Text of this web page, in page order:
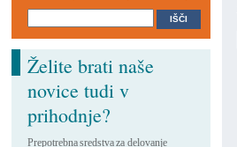
Želite brati naše
novice tudi v
prihodnje?
Prepotrebna sredstva za delovanje